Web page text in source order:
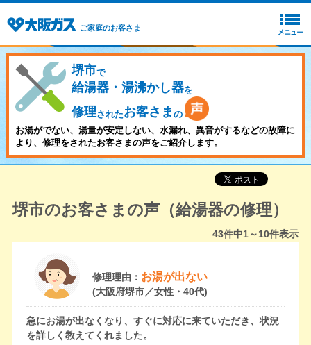
ご家庭のお客さま
堺市で
給湯器・湯沸かし器を
修理されたお客さま の
お湯がでない、湯量が安定しない、水漏れ、異音がするなどの故障に
より、修理をされたお客さまの声をご紹介します。
堺市のお客さまの声（給湯器の修理）
43件中1～10件表示
修理理由： お湯が出ない
(大阪府堺市／女性・40代)
急にお湯が出なくなり、すぐに対応に来ていただき、状況
を詳しく教えてくれました。